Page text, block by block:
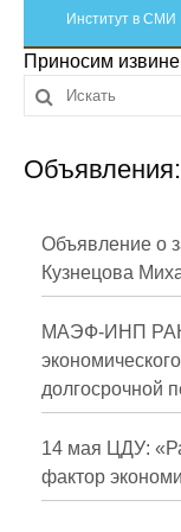
Публикации
Научная
О
Институт в СМИ
Приносим
Объявления:
Объявление о
Кузнецова
МАЭФ-ИНП РАН:
долгосрочной
14 мая ЦДУ:
фактор